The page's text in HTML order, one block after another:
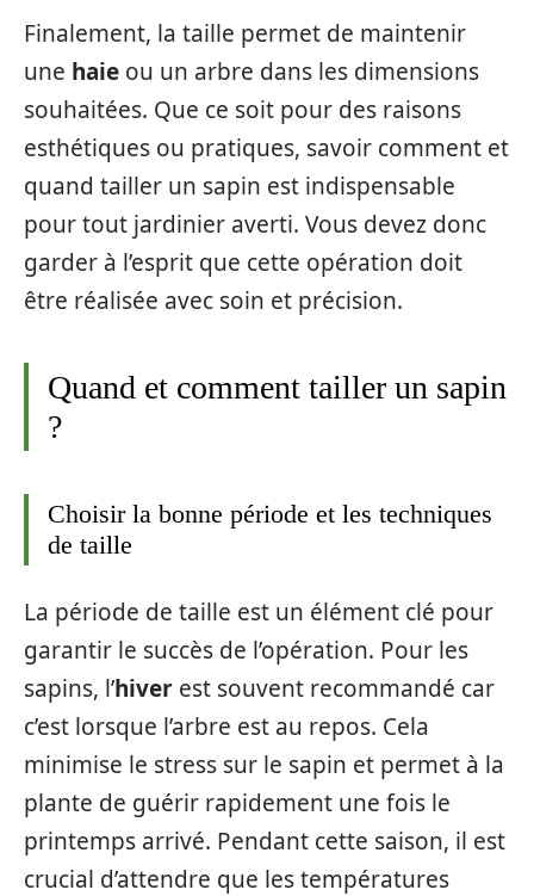
Finalement, la taille permet de maintenir
une haie ou un arbre dans les dimensions
souhaitées. Que ce soit pour des raisons
esthétiques ou pratiques, savoir comment et
quand tailler un sapin est indispensable
pour tout jardinier averti. Vous devez donc
garder à l’esprit que cette opération doit
être réalisée avec soin et précision.
Quand et comment tailler un sapin
?
Choisir la bonne période et les techniques
de taille
La période de taille est un élément clé pour
garantir le succès de l’opération. Pour les
sapins, l’hiver est souvent recommandé car
c’est lorsque l’arbre est au repos. Cela
minimise le stress sur le sapin et permet à la
plante de guérir rapidement une fois le
printemps arrivé. Pendant cette saison, il est
crucial d’attendre que les températures